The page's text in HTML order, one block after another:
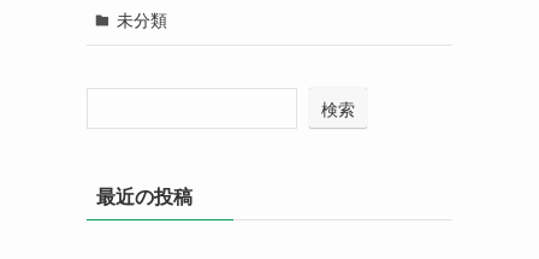
未分類
検索
最近の投稿